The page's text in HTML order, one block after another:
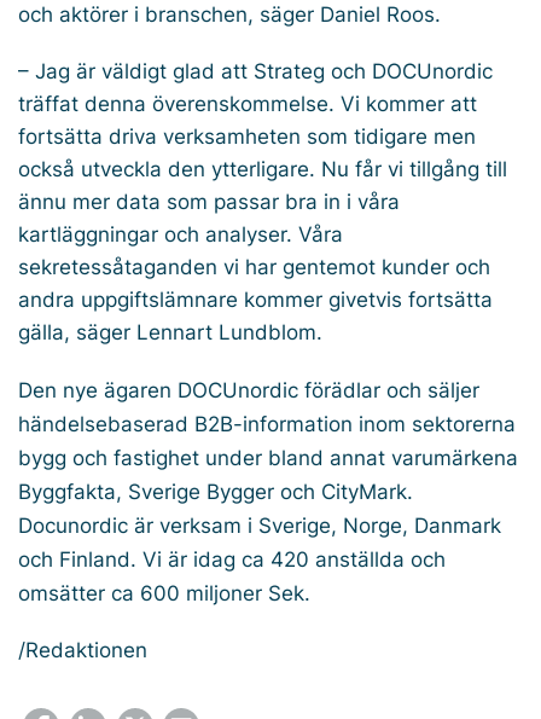
och aktörer i branschen, säger Daniel Roos.
– Jag är väldigt glad att Strateg och DOCUnordic
träffat denna överenskommelse. Vi kommer att
fortsätta driva verksamheten som tidigare men
också utveckla den ytterligare. Nu får vi tillgång till
ännu mer data som passar bra in i våra
kartläggningar och analyser. Våra
sekretessåtaganden vi har gentemot kunder och
andra uppgiftslämnare kommer givetvis fortsätta
gälla, säger Lennart Lundblom.
Den nye ägaren DOCUnordic förädlar och säljer
händelsebaserad B2B-information inom sektorerna
bygg och fastighet under bland annat varumärkena
Byggfakta, Sverige Bygger och CityMark.
Docunordic är verksam i Sverige, Norge, Danmark
och Finland. Vi är idag ca 420 anställda och
omsätter ca 600 miljoner Sek.
/Redaktionen